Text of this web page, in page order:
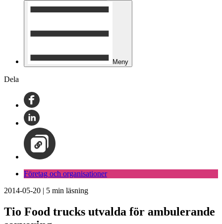
Meny
Dela
Företag och organisationer
2014-05-20 | 5 min läsning
Tio Food trucks utvalda för ambulerande